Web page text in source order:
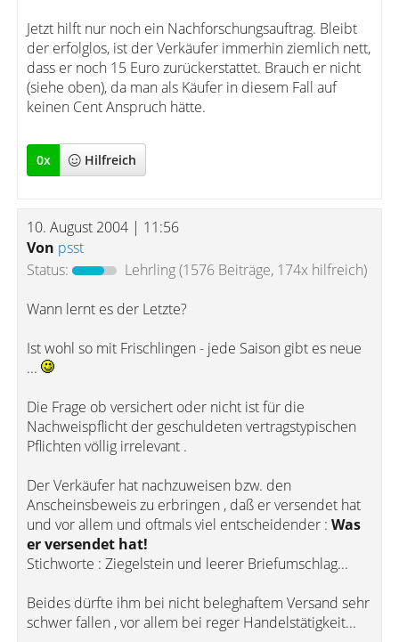
Jetzt hilft nur noch ein Nachforschungsauftrag. Bleibt
der erfolglos, ist der Verkäufer immerhin ziemlich nett,
dass er noch 15 Euro zurückerstattet. Brauch er nicht
(siehe oben), da man als Käufer in diesem Fall auf
keinen Cent Anspruch hätte.
0x Hilfreich
10. August 2004 | 11:56
Von psst
Status:
Lehrling(1576 Beiträge, 174x hilfreich)
Wann lernt es der Letzte?
Ist wohl so mit Frischlingen - jede Saison gibt es neue
...
Die Frage ob versichert oder nicht ist für die
Nachweispflicht der geschuldeten vertragstypischen
Pflichten völlig irrelevant .
Der Verkäufer hat nachzuweisen bzw. den
Anscheinsbeweis zu erbringen , daß er versendet hat
und vor allem und oftmals viel entscheidender : Was
er versendet hat!
Stichworte : Ziegelstein und leerer Briefumschlag...
Beides dürfte ihm bei nicht beleghaftem Versand sehr
schwer fallen , vor allem bei reger Handelstätigkeit...